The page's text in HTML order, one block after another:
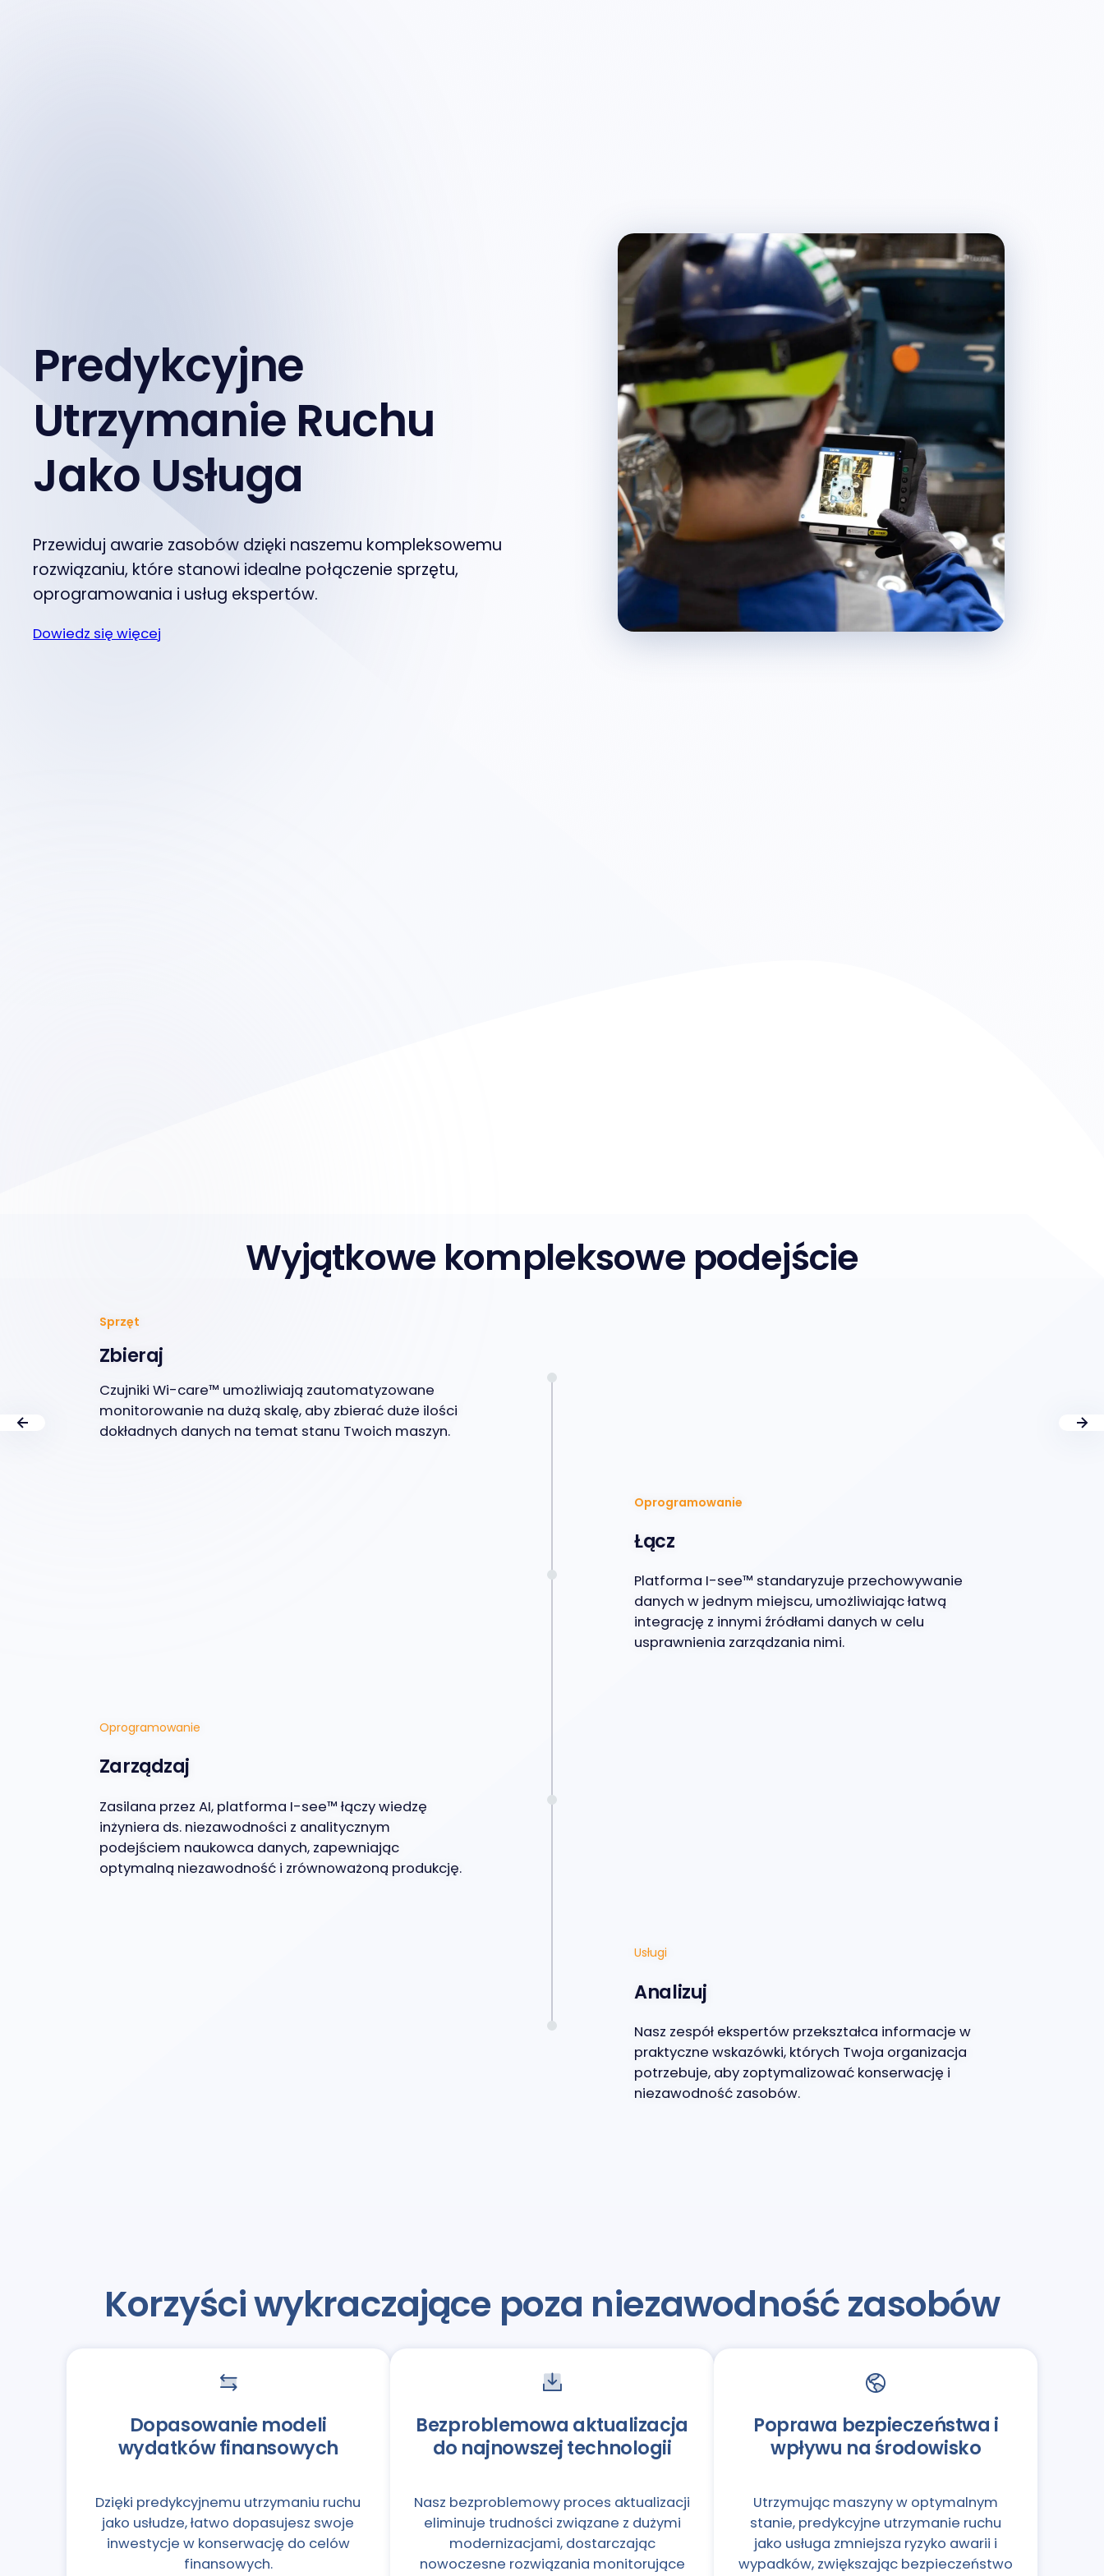
Predykcyjne
Utrzymanie Ruchu
Jako Usługa
Przewiduj awarie zasobów dzięki naszemu kompleksowemu
rozwiązaniu, które stanowi idealne połączenie sprzętu,
oprogramowania i usług ekspertów.
Dowiedz się więcej
Wyjątkowe kompleksowe podejście
Sprzęt
Zbieraj
Czujniki Wi-care™ umożliwiają zautomatyzowane
monitorowanie na dużą skalę, aby zbierać duże ilości
dokładnych danych na temat stanu Twoich maszyn.
Oprogramowanie
Łącz
Platforma I-see™ standaryzuje przechowywanie
danych w jednym miejscu, umożliwiając łatwą
integrację z innymi źródłami danych w celu
usprawnienia zarządzania nimi.
Oprogramowanie
Zarządzaj
Zasilana przez AI, platforma I-see™ łączy wiedzę
inżyniera ds. niezawodności z analitycznym
podejściem naukowca danych, zapewniając
optymalną niezawodność i zrównoważoną produkcję.
Usługi
Analizuj
Nasz zespół ekspertów przekształca informacje w
praktyczne wskazówki, których Twoja organizacja
potrzebuje, aby zoptymalizować konserwację i
niezawodność zasobów.
Korzyści wykraczające poza niezawodność zasobów
Dopasowanie modeli
wydatków finansowych
Dzięki predykcyjnemu utrzymaniu ruchu
jako usłudze, łatwo dopasujesz swoje
inwestycje w konserwację do celów
finansowych.
Bezproblemowa aktualizacja
do najnowszej technologii
Nasz bezproblemowy proces aktualizacji
eliminuje trudności związane z dużymi
modernizacjami, dostarczając
nowoczesne rozwiązania monitorujące
Poprawa bezpieczeństwa i
wpływu na środowisko
Utrzymując maszyny w optymalnym
stanie, predykcyjne utrzymanie ruchu
jako usługa zmniejsza ryzyko awarii i
wypadków, zwiększając bezpieczeństwo